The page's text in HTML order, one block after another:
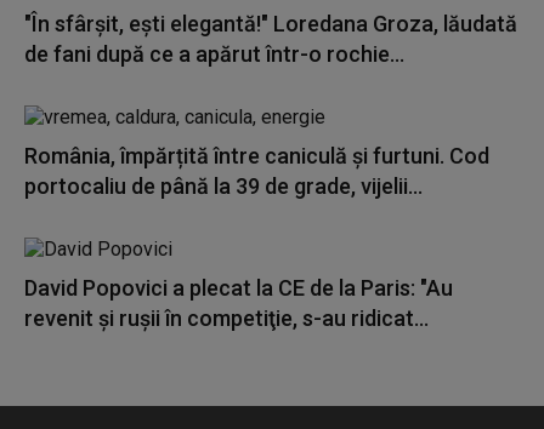
"În sfârșit, ești elegantă!" Loredana Groza, lăudată
de fani după ce a apărut într-o rochie...
România, împărțită între caniculă și furtuni. Cod
portocaliu de până la 39 de grade, vijelii...
David Popovici a plecat la CE de la Paris: "Au
revenit şi ruşii în competiţie, s-au ridicat...